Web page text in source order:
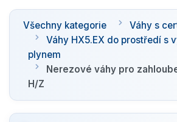
Všechny kategorie
Laboratorní váhy
Vážení filtrů
Vážení stentů
Všechny kategorie
Váhy s
Váhy HX5.EX do prostředí s
plynem
Nerezové váhy pro
H/Z